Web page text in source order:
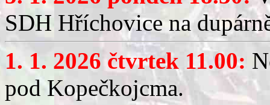
SDH Hříchovice na
1. 1. 2026 čtvrtek 11.00:
pod Kopečkojcma.